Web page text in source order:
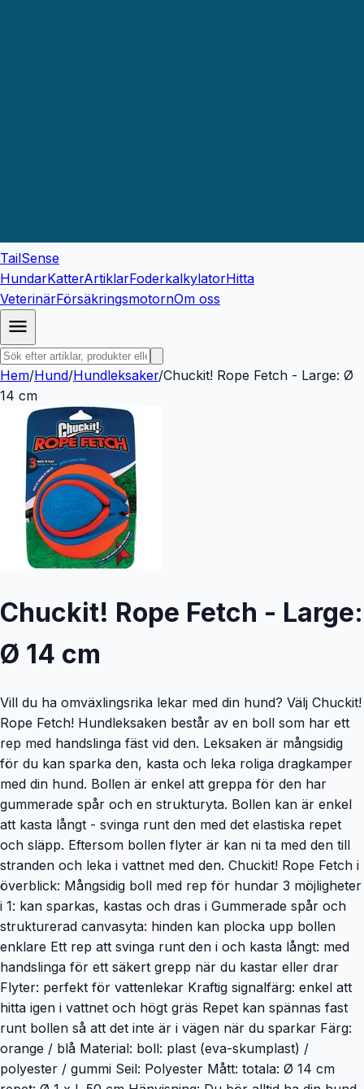
TailSense
HundarKatterArtiklarFoderkalkylatorHitta
VeterinärFörsäkringsmotornOm oss
Hem/Hund/Hundleksaker/Chuckit! Rope Fetch - Large: Ø
14 cm
Chuckit! Rope Fetch - Large:
Ø 14 cm
Vill du ha omväxlingsrika lekar med din hund? Välj Chuckit!
Rope Fetch! Hundleksaken består av en boll som har ett
rep med handslinga fäst vid den. Leksaken är mångsidig
för du kan sparka den, kasta och leka roliga dragkamper
med din hund. Bollen är enkel att greppa för den har
gummerade spår och en strukturyta. Bollen kan är enkel
att kasta långt - svinga runt den med det elastiska repet
och släpp. Eftersom bollen flyter är kan ni ta med den till
stranden och leka i vattnet med den. Chuckit! Rope Fetch i
överblick: Mångsidig boll med rep för hundar 3 möjligheter
i 1: kan sparkas, kastas och dras i Gummerade spår och
strukturerad canvasyta: hinden kan plocka upp bollen
enklare Ett rep att svinga runt den i och kasta långt: med
handslinga för ett säkert grepp när du kastar eller drar
Flyter: perfekt för vattenlekar Kraftig signalfärg: enkel att
hitta igen i vattnet och högt gräs Repet kan spännas fast
runt bollen så att det inte är i vägen när du sparkar Färg:
orange / blå Material: boll: plast (eva-skumplast) /
polyester / gummi Seil: Polyester Mått: totala: Ø 14 cm